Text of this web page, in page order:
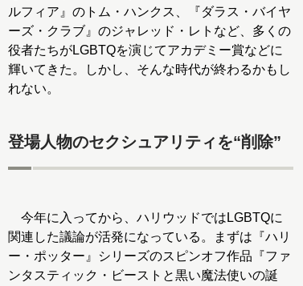
ルフィア』のトム・ハンクス、『ダラス・バイヤ
ーズ・クラブ』のジャレッド・レトなど、多くの
役者たちがLGBTQを演じてアカデミー賞などに
輝いてきた。しかし、そんな時代が終わるかもし
れない。
登場人物のセクシュアリティを“削除”
今年に入ってから、ハリウッドではLGBTQに
関連した議論が活発になっている。まずは『ハリ
ー・ポッター』シリーズのスピンオフ作品『ファ
ンタスティック・ビーストと黒い魔法使いの誕